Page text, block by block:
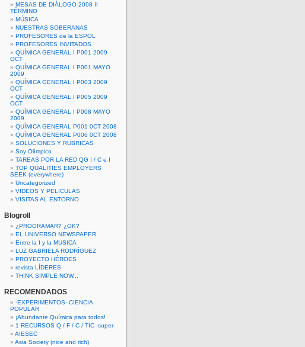
MESAS DE DIÁLOGO 2008 II
TÉRMINO
MÚSICA
NUESTRAS SOBERANAS
PROFESORES de la ESPOL
PROFESORES INVITADOS
QUÍMICA GENERAL I P001 2009
OCT
QUÍMICA GENERAL I P001 MAYO
2009
QUÍMICA GENERAL I P003 2009
OCT
QUÍMICA GENERAL I P005 2009
OCT
QUÍMICA GENERAL I P008 MAYO
2009
QUÍMICA GENERAL P001 0CT 2008
QUÍMICA GENERAL P006 0CT 2008
SOLUCIONES Y RUBRICAS
Soy Olímpico
TAREAS POR LA RED QG I / C e I
TOP QUALITIES EMPLOYERS
SEEK (everywhere)
Uncategorized
VIDEOS Y PELICULAS
VISITAS AL ENTORNO
Blogroll
¿PROGRAMAR? ¿OK?
EL UNIVERSO NEWSPAPER
Entre la I y la MUSICA
LUZ GABRIELA RODRÍGUEZ
PROYECTO HÉROES
revista LÍDERES
THINK SIMPLE NOW...
RECOMENDADOS
-EXPERIMENTOS- CIENCIA
POPULAR
¡Abundante Química para todos!
1 RECURSOS Q / F / C / TIC -super-
AIESEC
Asia Society (nice and rich)